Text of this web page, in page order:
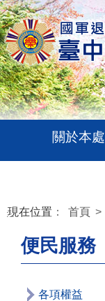
關於本處
:::
現在位置 ： 首頁 >
便民服務
各項權益